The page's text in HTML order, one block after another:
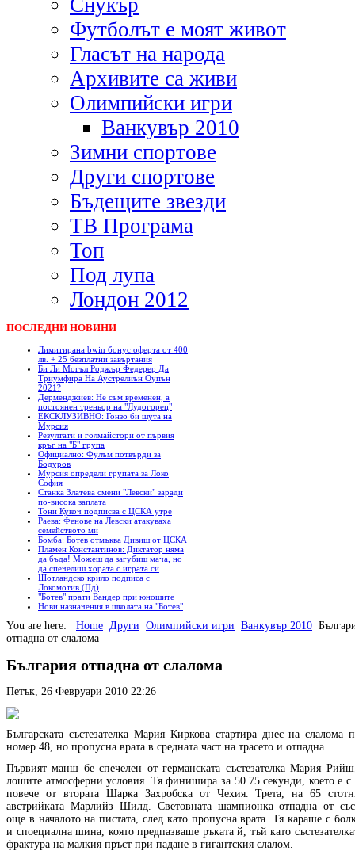
Снукър
Футболът е моят живот
Гласът на народа
Архивите са живи
Олимпийски игри
Ванкувър 2010
Зимни спортове
Други спортове
Бъдещите звезди
ТВ Програма
Топ
Под лупа
Лондон 2012
ПОСЛЕДНИ НОВИНИ
Лимитирана bwin бонус оферта от 400
лв. + 25 безплатни завъртания
Би Ли Могъл Роджър Федерер Да
Триумфира На Аустрелиън Оупън
2021?
Дерменджиев: Не съм временен, а
постоянен треньор на "Лудогорец"
ЕКСКЛУЗИВНО: Гонзо би шута на
Мурсия
Резултати и голмайстори от първия
кръг на "Б" група
Официално: Фулъм потвърди за
Бодуров
Мурсия определи групата за Локо
София
Станка Златева смени "Левски" заради
по-висока заплата
Тони Кукоч подписва с ЦСКА утре
Раева: Фенове на Левски атакуваха
семейството ми
Бомба: Ботев отмъква Дивиш от ЦСКА
Пламен Константинов: Диктатор няма
да бъда! Можеш да загубиш мача, но
да спечелиш хората с играта си
Шотландско крило подписа с
Локомотив (Пд)
"Ботев" прати Вандер при юношите
Нови назначения в школата на "Ботев"
You are here: Home Други Олимпийски игри Ванкувър 2010
отпадна от слалома
България отпадна от слалома
Петък, 26 Февруари 2010 22:26
Българската състезателка Мария Киркова стартира днес на слалома
номер 48, но пропусна врата в средната част на трасето и отпадна.
Първият манш бе спечелен от германската състезателка Мария
лошите атмосферни условия. Тя финишира за 50.75 секунди, което е с
повече от втората Шарка Захробска от Чехия. Трета, на 65
австрийката Марлийз Шилд. Световната шампионка отпадна от
още в началото на пистата, след като пропусна врата. Тя караше с
и споециална шина, която предпазваше ръката й, тъй като
фрактура на малкия пръст при падане в гигантския слалом.